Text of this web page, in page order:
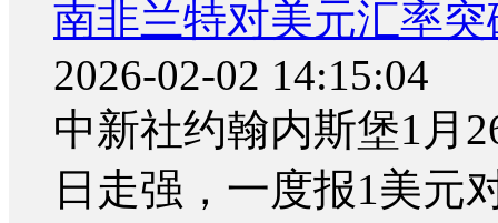
南非兰特对美元汇率突
2026-02-02 14:15:04
中新社约翰内斯堡1月
日走强，一度报1美元